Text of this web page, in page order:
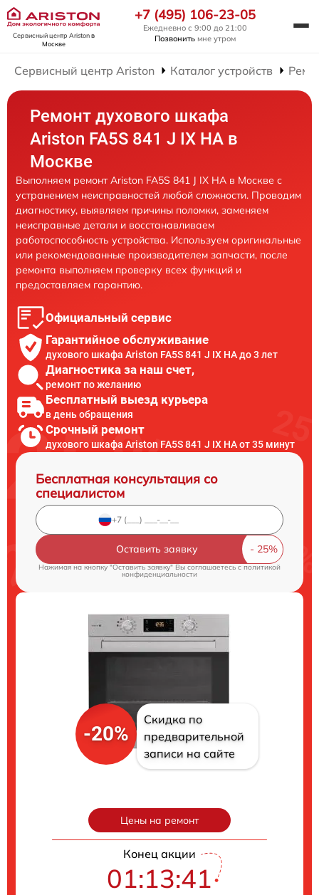
Сервисный центр Aristonв
Москве
+7 (495) 106-23-05
Ежедневно с 9:00 до 21:00
Позвонить мне утром
Сервисный центр Ariston Каталог устройств
Ремонт духового шкафа
Ariston FA5S 841 J IX HA в
Москве
Выполняем ремонт Ariston FA5S 841 J IX HA в Москве с
устранением неисправностей любой сложности. Проводим
диагностику, выявляем причины поломки, заменяем
неисправные детали и восстанавливаем
работоспособность устройства. Используем оригинальные
или рекомендованные производителем запчасти, после
ремонта выполняем проверку всех функций и
предоставляем гарантию.
Официальный сервис
Гарантийное обслуживание
духового шкафа Ariston FA5S 841 J IX HA до 3 лет
Диагностика за наш счет,
ремонт по желанию
Бесплатный выезд курьера
в день обращения
Срочный ремонт
духового шкафа Ariston FA5S 841 J IX HA от 35 минут
Бесплатная консультация со
специалистом
Оставить заявку
Нажимая на кнопку "Оставить заявку" Вы соглашаетесь cполитикой
конфиденциальности
-20%
Скидка по
предварительной
записи на сайте
Цены на ремонт
Конец акции
01:13:40